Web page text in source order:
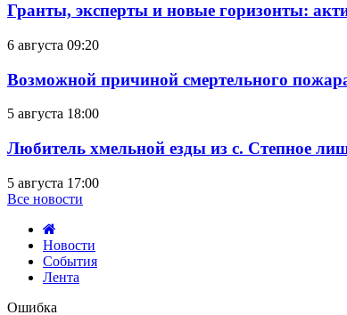
Гранты, эксперты и новые горизонты:
6 августа 09:20
Возможной причиной смертельного
5 августа 18:00
Любитель хмельной езды из с. Степное
5 августа 17:00
Все новости
Новости
События
Лента
Биробиджана
Ошибка